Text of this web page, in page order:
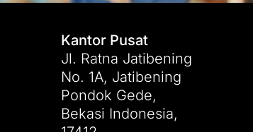
Kantor Pusat
Jl. Ratna Jatibening
No. 1A, Jatibening
Pondok Gede,
Bekasi Indonesia,